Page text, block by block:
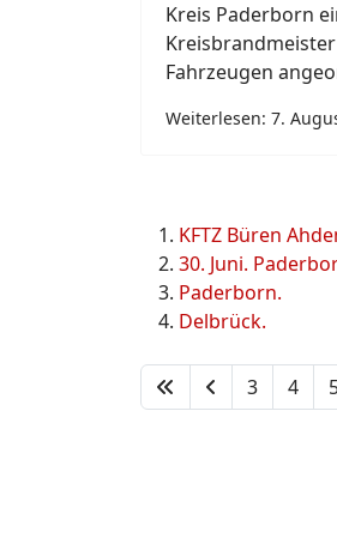
Kreis Paderborn
Fahrzeugen
Weiterlesen: 7.
KFTZ Büren
30. Juni.
Paderborn.
Delbrück.
3 4